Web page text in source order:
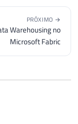
PRÓXIMO →
Warehousing no
Microsoft Fabric